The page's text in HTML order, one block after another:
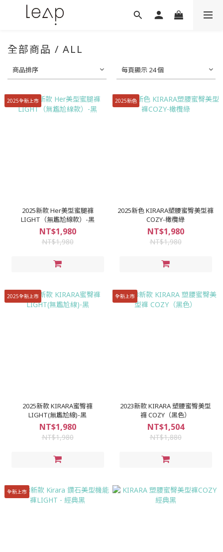
全部商品 / ALL
商品排序 每頁顯示 24 個
2025全新上市
2025新款 Her美型蜜腿褲
LIGHT（無尷尬線款）-黑
NT$1,980
NT$1,980
2025新色
2025新色 KIRARA塑腰蜜臀美型褲
COZY-橄欖綠
NT$1,980
NT$1,980
2025全新上市
2025新款 KIRARA蜜臀褲
LIGHT(無尷尬線)-黑
NT$1,980
NT$1,980
全新上市
2023新款 KIRARA 塑腰蜜臀美型
褲 COZY（黑色）
NT$1,504
NT$1,880
全新上市